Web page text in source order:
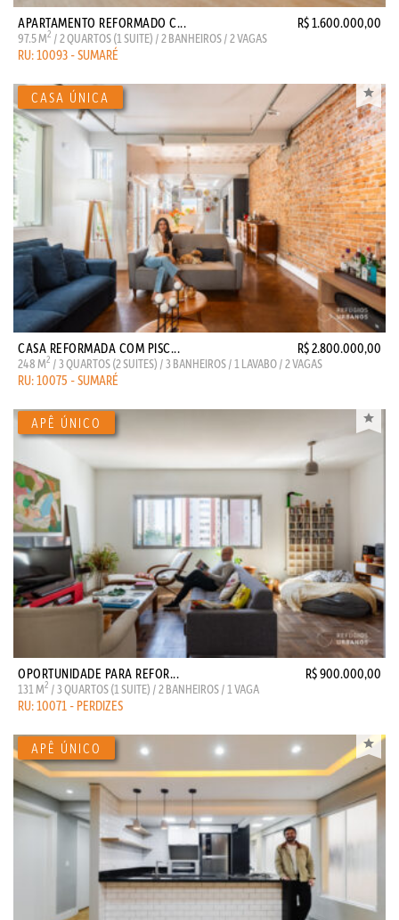
APARTAMENTO REFORMADO C... R$ 1.600.000,00
97.5 M2 / 2 QUARTOS (1 SUITE) / 2 BANHEIROS / 2 VAGAS
RU: 10093 - SUMARÉ
CASA REFORMADA COM PISC... R$ 2.800.000,00
248 M2 / 3 QUARTOS (2 SUITES) / 3 BANHEIROS / 1 LAVABO / 2 VAGAS
RU: 10075 - SUMARÉ
OPORTUNIDADE PARA REFOR... R$ 900.000,00
131 M2 / 3 QUARTOS (1 SUITE) / 2 BANHEIROS / 1 VAGA
RU: 10071 - PERDIZES